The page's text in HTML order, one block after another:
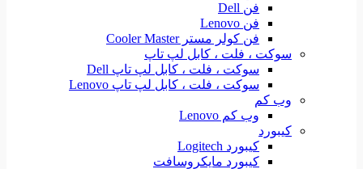
فن Dell
فن Lenovo
فن کولر مستر Cooler Master
سوکت ، فلت ، کابل لپ تاپ
سوکت ، فلت ، کابل لپ تاپ Dell
سوکت ، فلت ، کابل لپ تاپ Lenovo
وب کم
وب کم Lenovo
کیبورد
کیبورد Logitech
کیبورد مایکروسافت